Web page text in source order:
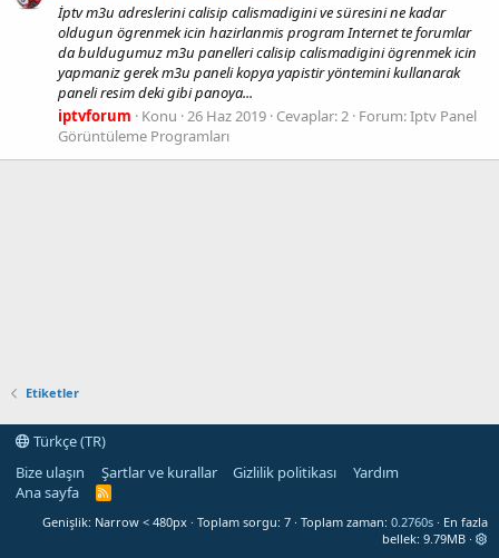
İptv m3u adreslerini calisip calismadigini ve süresini ne kadar
oldugun ögrenmek icin hazirlanmis program Internet te forumlar
da buldugumuz m3u panelleri calisip calismadigini ögrenmek icin
yapmaniz gerek m3u paneli kopya yapistir yöntemini kullanarak
paneli resim deki gibi panoya...
iptvforum
Konu 26 Haz 2019 Cevaplar: 2 Forum:Iptv Panel
Görüntüleme Programları
Etiketler
Türkçe (TR)
Bize ulaşın
Şartlar ve kurallar Gizlilik politikası
Yardım
Ana sayfa
R
S
Genişlik Toplam sorgu 7 Toplam zaman 0.2760s
En fazla
bellek 9.79MB